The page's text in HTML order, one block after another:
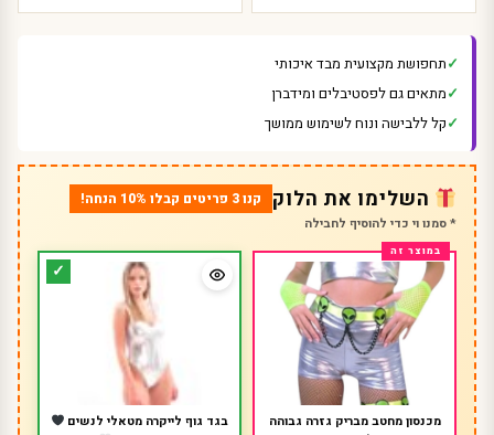
תחפושת מקצועית מבד איכותי
מתאים גם לפסטיבלים ומידברן
קל ללבישה ונוח לשימוש ממושך
השלימו את הלוק קנו 3 פריטים קבלו 10% הנחה!
* סמנו וי כדי להוסיף לחבילה
מכנסון מחטב מבריק גזרה גבוהה
בגד גוף לייקרה מטאלי לנשים